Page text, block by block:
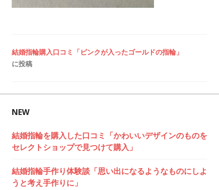
投
ナ
ビ
ゲ
ー
シ
結婚指輪購入口コミ「ピンクが入ったゴールドの指輪」
に投稿
NEW
結婚指輪を購入した口コミ「かわいいデザインのものを
セレクトショップで見つけて購入」
結婚指輪手作り体験談「思い出になるようなものにしよ
うと考え手作りに」